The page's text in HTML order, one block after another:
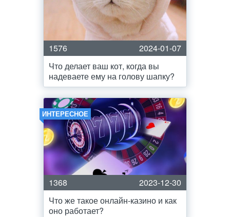
1576
2024-01-07
Что делает ваш кот, когда вы
надеваете ему на голову шапку?
ИНТЕРЕСНОЕ
1368
2023-12-30
Что же такое онлайн-казино и как
оно работает?